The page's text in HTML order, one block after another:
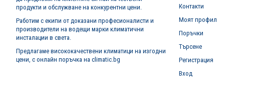
продукти и обслужване на конкурентни цени.
Работим с екипи от доказани професионалисти и
производители на водещи марки климатични
инсталации в света.
Предлагаме висококачествени климатици на изгодни
цени, с онлайн поръчка на climatic.bg
Контакти
Моят профил
Поръчки
Търсене
Регистрация
Вход